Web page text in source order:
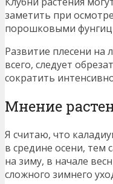
заметить при
порошковыми
Развитие плесени на
всего, следует
сократить
Мнение
Я считаю, что
в средине осени,
на зиму, в начале
сложного зимнего